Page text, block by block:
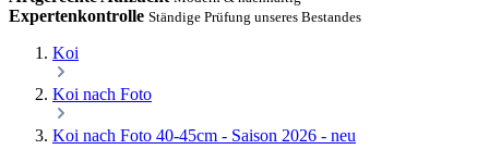
Expertenkontrolle Ständige Prüfung unseres Bestandes
Koi
Koi nach Foto
Koi nach Foto 40-45cm - Saison 2026 - neu